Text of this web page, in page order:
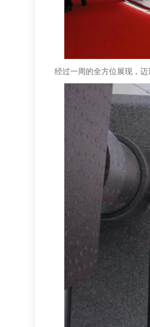
经过一周的全方位展现，